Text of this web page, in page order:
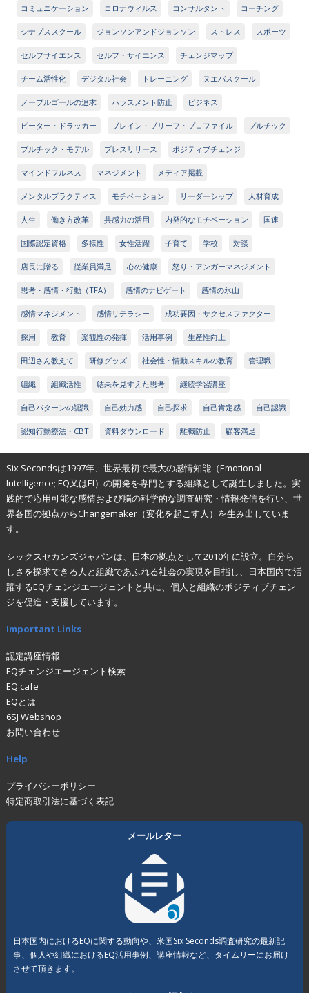
コミュニケーション コロナウィルス コンサルタント コーチング
シナプススクール ジョンソンアンドジョンソン ストレス スポーツ
セルフサイエンス セルフ・サイエンス チェンジマップ
チーム活性化 デジタル社会 トレーニング ヌエバスクール
ノーブルゴールの追求 ハラスメント防止 ビジネス
ピーター・ドラッカー ブレイン・ブリーフ・プロファイル プルチック
プルチック・モデル プレスリリース ポジティブチェンジ
マインドフルネス マネジメント メディア掲載
メンタルプラクティス モチベーション リーダーシップ 人材育成
人生 働き方改革 共感力の活用 内発的なモチベーション 国連
国際認定資格 多様性 女性活躍 子育て 学校 対談
店長に贈る 従業員満足 心の健康 怒り・アンガーマネジメント
思考・感情・行動（TFA） 感情のナビゲート 感情の氷山
感情マネジメント 感情リテラシー 成功要因・サクセスファクター
採用 教育 楽観性の発揮 活用事例 生産性向上
田辺さん教えて 研修グッズ 社会性・情動スキルの教育 管理職
組織 組織活性 結果を見すえた思考 継続学習講座
自己パターンの認識 自己効力感 自己探求 自己肯定感 自己認識
認知行動療法・CBT 資料ダウンロード 離職防止 顧客満足
Six Secondsは1997年、世界最初で最大の感情知能（Emotional
Intelligence; EQ又はEI）の開発を専門とする組織として誕生しました。実
践的で応用可能な感情および脳の科学的な調査研究・情報発信を行い、世
界各国の拠点からChangemaker（変化を起こす人）を生み出していま
す。
シックスセカンズジャパンは、日本の拠点として2010年に設立。自分ら
しさを探求できる人と組織であふれる社会の実現を目指し、日本国内で活
躍するEQチェンジエージェントと共に、個人と組織のポジティブチェン
ジを促進・支援しています。
Important Links
認定講座情報
EQチェンジエージェント検索
EQ cafe
EQとは
6SJ Webshop
お問い合わせ
Help
プライバシーポリシー
特定商取引法に基づく表記
メールレター
日本国内におけるEQに関する動向や、米国Six Seconds調査研究の最新記
事、個人や組織におけるEQ活用事例、講座情報など、タイムリーにお届け
させて頂きます。